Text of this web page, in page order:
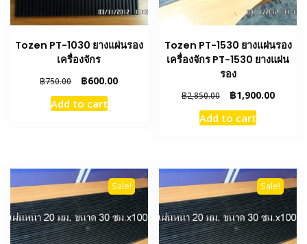
Tozen PT-1030 ยางแผ่นรอง
เครื่องจักร
฿750.00
Original
price
was:
฿600.00Current
Add to cart
Tozen PT-1530 ยางแผ่นรอง
เครื่องจักร PT-1530 ยางแผ่น
รอง
฿2,850.00
Original
price
was:
฿1,900.00Current
Add to cart
Sale! Sale!